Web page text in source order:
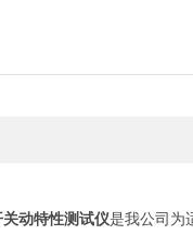
动特性测试仪是我公司为